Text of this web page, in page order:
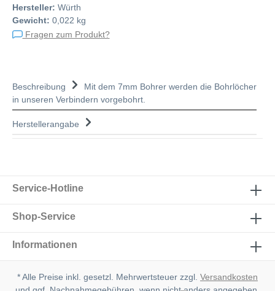
Hersteller: Würth
Gewicht: 0,022 kg
Fragen zum Produkt?
Beschreibung
Mit dem 7mm Bohrer werden die Bohrlöcher
in unseren Verbindern vorgebohrt.
Herstellerangabe
Service-Hotline
Shop-Service
Informationen
* Alle Preise inkl. gesetzl. Mehrwertsteuer zzgl. Versandkosten